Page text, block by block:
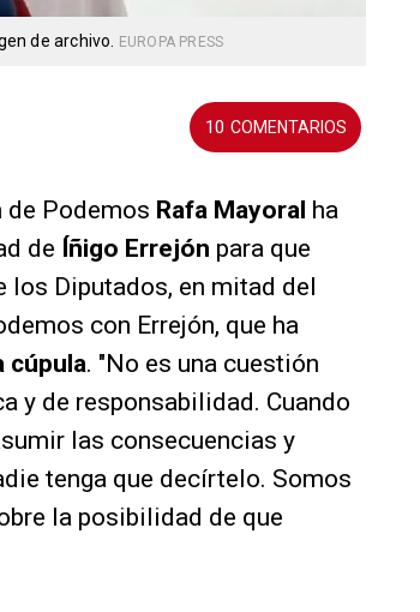
de archivo. EUROPA PRESS
10
de Podemos Rafa Mayoral ha
de Íñigo Errejón para que
los Diputados, en mitad del
con Errejón, que ha
cúpula. "No es una cuestión
y de responsabilidad. Cuando
las consecuencias y
tenga que decírtelo. Somos
la posibilidad de que